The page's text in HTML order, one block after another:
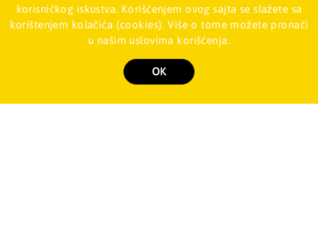
korisničkog iskustva. Korišćenjem ovog sajta se slažete sa
korištenjem kolačića (cookies). Više o tome možete pronaći
u našim uslovima korišćenja.
OK
Mladinska knjiga d.o.o., Palmira Toljatija 5 - Stari Merkator, 11070
NOVI BEOGRAD, Srbija011/2257-008
Copyright 2026 Mladinska knjiga d.o.o., Sva prava su zadržana. Powered by